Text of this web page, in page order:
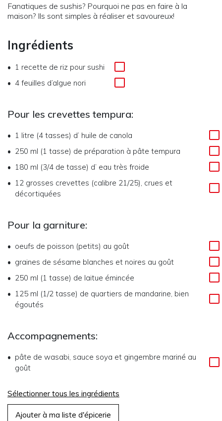
Fanatiques de sushis? Pourquoi ne pas en faire à la
maison? Ils sont simples à réaliser et savoureux!
Ingrédients
1 recette de riz pour sushi
4 feuilles d’algue nori
Pour les crevettes tempura:
1 litre (4 tasses) d’ huile de canola
250 ml (1 tasse) de préparation à pâte tempura
180 ml (3/4 de tasse) d’ eau très froide
12 grosses crevettes (calibre 21/25), crues et
décortiquées
Pour la garniture:
oeufs de poisson (petits) au goût
graines de sésame blanches et noires au goût
250 ml (1 tasse) de laitue émincée
125 ml (1/2 tasse) de quartiers de mandarine, bien
égoutés
Accompagnements:
pâte de wasabi, sauce soya et gingembre mariné au
goût
Sélectionner tous les ingrédients
Ajouter à ma liste d'épicerie